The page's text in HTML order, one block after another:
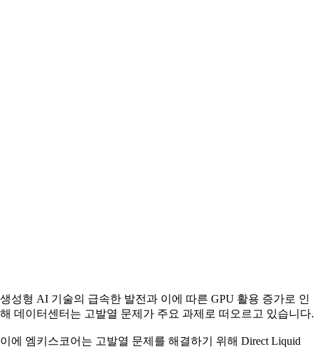
생성형 AI 기술의 급속한 발전과 이에 따른 GPU 활용 증가로 인
해 데이터센터는 고발열 문제가 주요 과제로 떠오르고 있습니다.
이에 엠키스코어는 고발열 문제를 해결하기 위해 Direct Liquid